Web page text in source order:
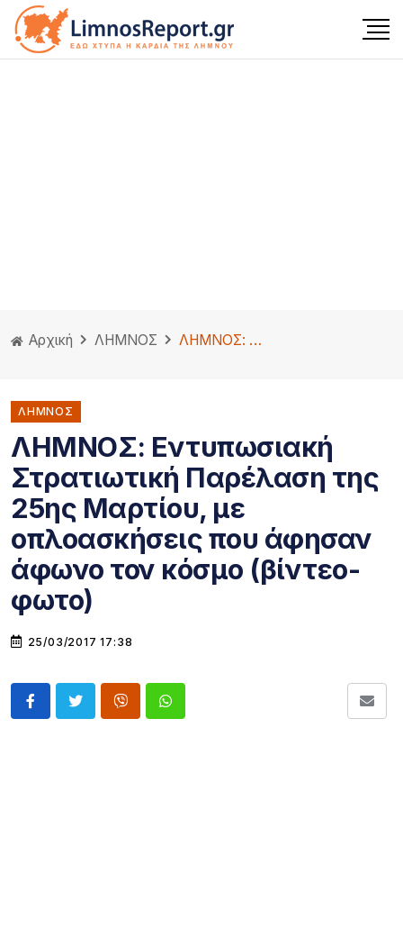
Αρχική ΛΗΜΝΟΣ ΛΗΜΝΟΣ: Εντυπωσιακή Στρατιωτική Παρέλαση της 25ης Μαρτίου, με οπλοασκήσεις που άφησαν άφωνο τον κόσμο (βίντεο-φωτο)
ΛΗΜΝΟΣ
ΛΗΜΝΟΣ: Εντυπωσιακή
Στρατιωτική Παρέλαση της
25ης Μαρτίου, με
οπλοασκήσεις που άφησαν
άφωνο τον κόσμο (βίντεο-
φωτο)
25/03/2017 17:38